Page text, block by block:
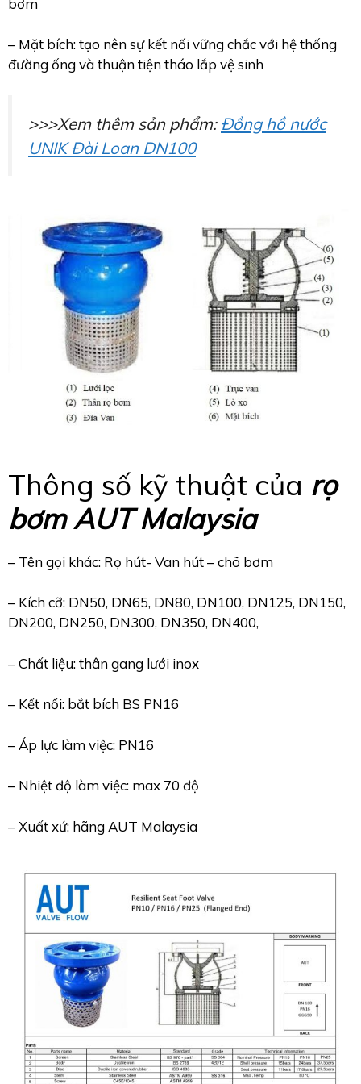
bơm
– Mặt bích: tạo nên sự kết nối vững chắc với hệ thống
đường ống và thuận tiện tháo lắp vệ sinh
>>>Xem thêm sản phẩm: Đồng hồ nước
UNIK Đài Loan DN100
Thông số kỹ thuật của rọ
bơm AUT Malaysia
– Tên gọi khác: Rọ hút- Van hút – chõ bơm
– Kích cỡ: DN50, DN65, DN80, DN100, DN125, DN150,
DN200, DN250, DN300, DN350, DN400,
– Chất liệu: thân gang lưới inox
– Kết nối: bắt bích BS PN16
– Áp lực làm việc: PN16
– Nhiệt độ làm việc: max 70 độ
– Xuất xứ: hãng AUT Malaysia